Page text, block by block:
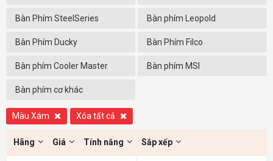
Bàn Phím SteelSeries Bàn phím Leopold
Bàn Phím Ducky Bàn Phím Filco
Bàn phím Cooler Master Bàn phím MSI
Bàn phím cơ khác
Màu Xám Xóa tất cả
Hãng Giá Tính năng Sắp xếp